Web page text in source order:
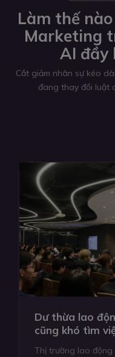
Làm thế
Marketing
AI đầy
Cắt giảm nhân sự kéo
đang thay đổi luật
Dư thừa lao
cũng khó tìm
Thị trường lao động